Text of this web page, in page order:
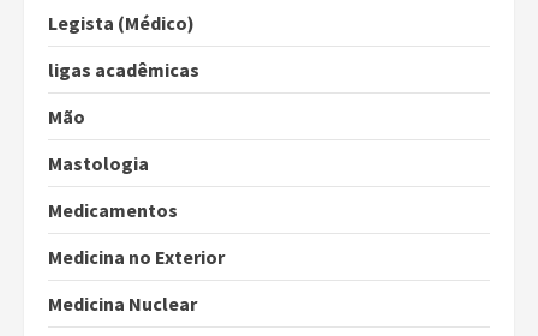
Legista (Médico)
ligas acadêmicas
Mão
Mastologia
Medicamentos
Medicina no Exterior
Medicina Nuclear